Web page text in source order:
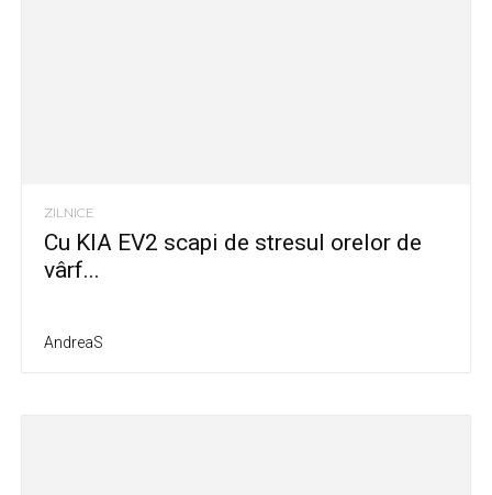
ZILNICE
Cu KIA EV2 scapi de stresul orelor de
vârf...
AndreaS